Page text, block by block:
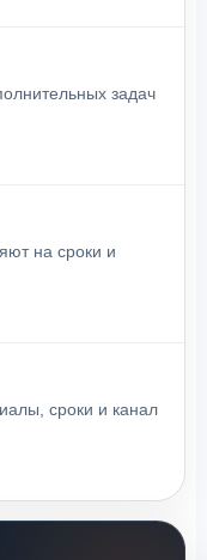
задач
на сроки и
сроки и канал